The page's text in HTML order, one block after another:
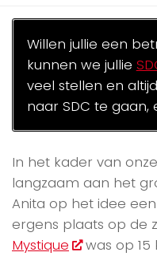
Willen jullie een
kunnen we jullie
veel stellen en
naar SDC te gaan,
In het kader van
langzaam aan het
Anita op het idee
ergens plaats op de
Mystique
was op 15